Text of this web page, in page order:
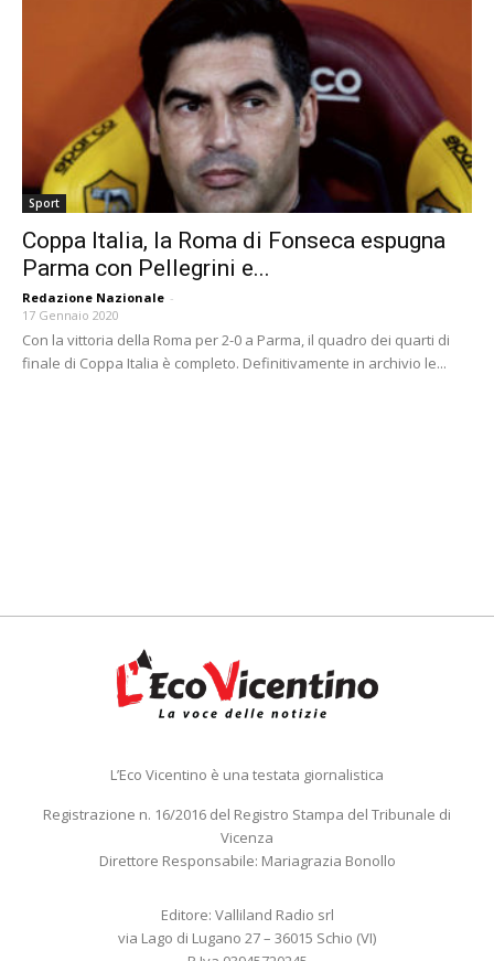
Sport
Coppa Italia, la Roma di Fonseca espugna
Parma con Pellegrini e...
Redazione Nazionale -
17 Gennaio 2020
Con la vittoria della Roma per 2-0 a Parma, il quadro dei quarti di
finale di Coppa Italia è completo. Definitivamente in archivio le...
L’Eco Vicentino è una testata giornalistica
Registrazione n. 16/2016 del Registro Stampa del Tribunale di
Vicenza
Direttore Responsabile: Mariagrazia Bonollo
Editore: Valliland Radio srl
via Lago di Lugano 27 – 36015 Schio (VI)